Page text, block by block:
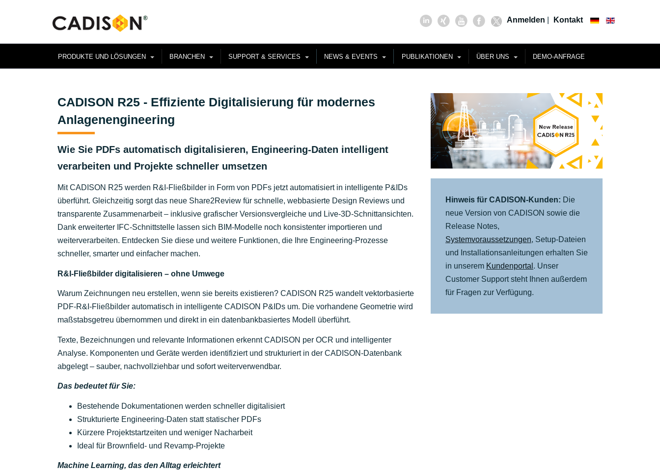
Anmelden Kontakt
PRODUKTE UND LÖSUNGEN BRANCHEN SUPPORT & SERVICES NEWS & EVENTS PUBLIKATIONEN ÜBER UNS DEMO-ANFRAGE
CADISON R25 - Effiziente Digitalisierung für modernes
Anlagenengineering
Wie Sie PDFs automatisch digitalisieren, Engineering-Daten intelligent
verarbeiten und Projekte schneller umsetzen
Mit CADISON R25 werden R&I-Fließbilder in Form von PDFs jetzt automatisiert in intelligente P&IDs
überführt. Gleichzeitig sorgt das neue Share2Review für schnelle, webbasierte Design Reviews und
transparente Zusammenarbeit – inklusive grafischer Versionsvergleiche und Live-3D-Schnittansichten.
Dank erweiterter IFC-Schnittstelle lassen sich BIM-Modelle noch konsistenter importieren und
weiterverarbeiten. Entdecken Sie diese und weitere Funktionen, die Ihre Engineering-Prozesse
schneller, smarter und einfacher machen.
R&I-Fließbilder digitalisieren – ohne Umwege
Warum Zeichnungen neu erstellen, wenn sie bereits existieren? CADISON R25 wandelt vektorbasierte
PDF-R&I-Fließbilder automatisch in intelligente CADISON P&IDs um. Die vorhandene Geometrie wird
maßstabsgetreu übernommen und direkt in ein datenbankbasiertes Modell überführt.
Texte, Bezeichnungen und relevante Informationen erkennt CADISON per OCR und intelligenter
Analyse. Komponenten und Geräte werden identifiziert und strukturiert in der CADISON-Datenbank
abgelegt – sauber, nachvollziehbar und sofort weiterverwendbar.
Das bedeutet für Sie:
Bestehende Dokumentationen werden schneller digitalisiert
Strukturierte Engineering-Daten statt statischer PDFs
Kürzere Projektstartzeiten und weniger Nacharbeit
Ideal für Brownfield- und Revamp-Projekte
Machine Learning, das den Alltag erleichtert
Hinweis für CADISON-Kunden: Die
neue Version von CADISON sowie die
Release Notes,
Systemvoraussetzungen, Setup-Dateien
und Installationsanleitungen erhalten Sie
in unserem Kundenportal . Unser
Customer Support steht Ihnen außerdem
für Fragen zur Verfügung.